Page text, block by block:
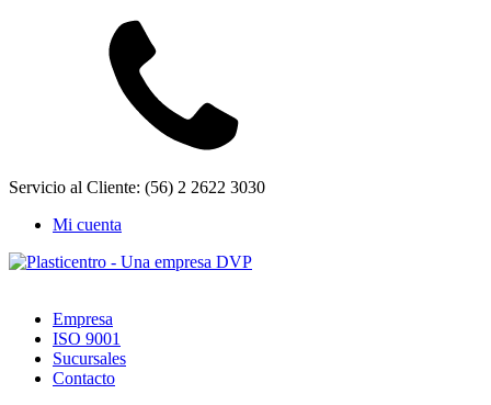
Servicio al Cliente: (56) 2 2622 3030
Mi cuenta
Empresa
ISO 9001
Sucursales
Contacto